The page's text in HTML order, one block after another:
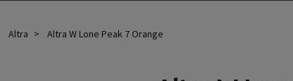
Altra Altra W Lone Peak 7 Orange